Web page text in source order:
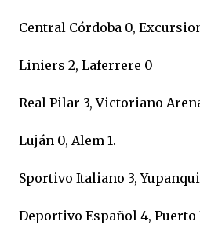
Central Córdoba 0,
Liniers 2, Laferrere 0
Real Pilar 3, Victoriano
Luján 0, Alem 1.
Sportivo Italiano 3,
Deportivo Español 4, Puerto